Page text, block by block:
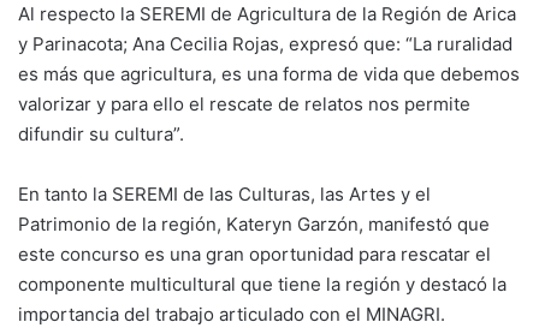
Al respecto la SEREMI de Agricultura de la Región de Arica
y Parinacota; Ana Cecilia Rojas, expresó que: “La ruralidad
es más que agricultura, es una forma de vida que debemos
valorizar y para ello el rescate de relatos nos permite
difundir su cultura”.
En tanto la SEREMI de las Culturas, las Artes y el
Patrimonio de la región, Kateryn Garzón, manifestó que
este concurso es una gran oportunidad para rescatar el
componente multicultural que tiene la región y destacó la
importancia del trabajo articulado con el MINAGRI.